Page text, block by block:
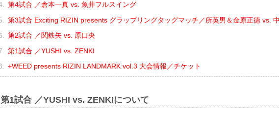
第4試合 ／倉本一真 vs. 魚井フルスイング
第3試合 Exciting RIZIN presents グラップリングタッグマッチ／所英男＆金原正徳 vs.
第2試合 ／関鉄矢 vs. 原口央
第1試合 ／YUSHI vs. ZENKI
+WEED presents RIZIN LANDMARK vol.3 大会情報／チケット
第1試合 ／YUSHI vs. ZENKIについて